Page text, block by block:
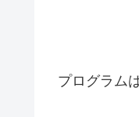
プログラム